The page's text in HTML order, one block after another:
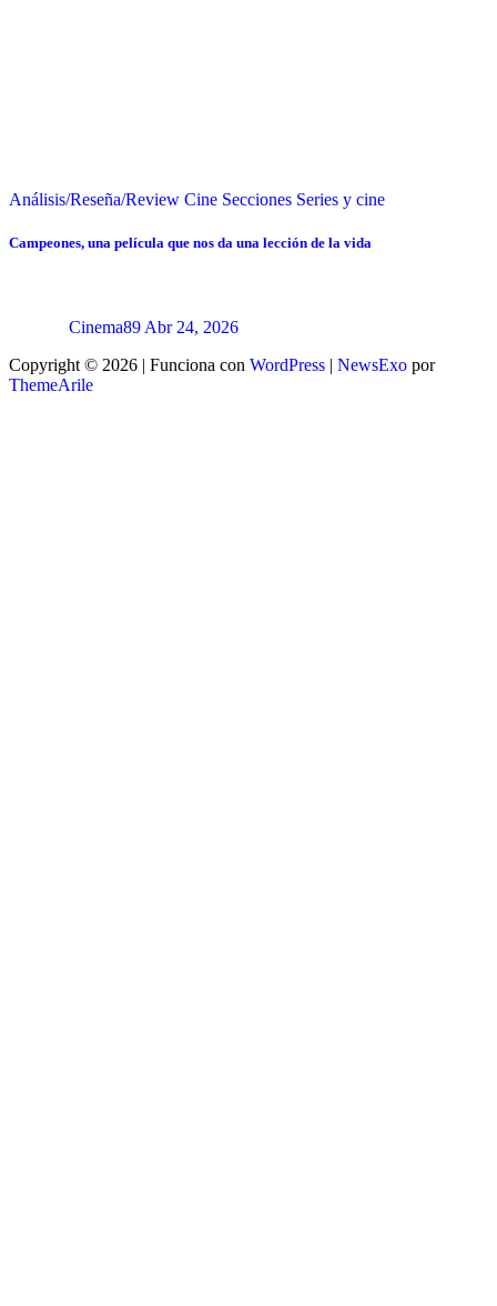
Análisis/Reseña/Review Cine Secciones Series y cine
Campeones, una película que nos da una lección de la vida
Cinema89 Abr 24, 2026
Copyright © 2026 | Funciona con WordPress | NewsExo por
ThemeArile